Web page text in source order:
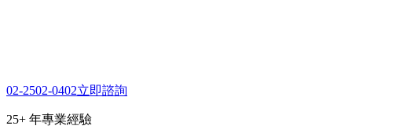
02-2502-0402立即諮詢
25+ 年專業經驗